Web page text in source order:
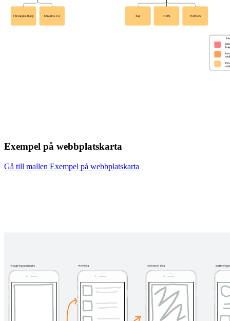
Exempel på webbplatskarta
Gå till mallen Exempel på webbplatskarta